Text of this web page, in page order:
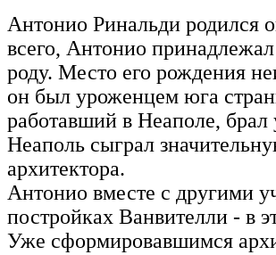
Антонио Ринальди родился
всего, Антонио
роду. Место его рождения
он был уроженцем юга
работавший в Неаполе,
Неаполь сыграл
архитектора.
Антонио вместе с другими
постройках Ванвителли - в
Уже сформировавшимся